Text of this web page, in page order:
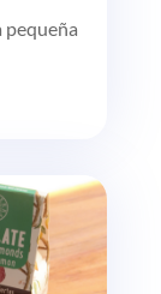
pequeña